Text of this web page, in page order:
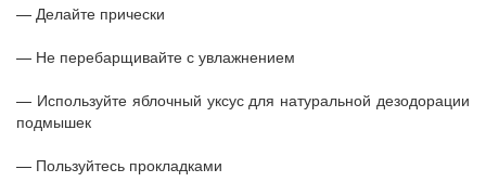
— Делайте прически
— Не перебарщивайте с увлажнением
— Используйте яблочный уксус для натуральной дезодорации
подмышек
— Пользуйтесь прокладками